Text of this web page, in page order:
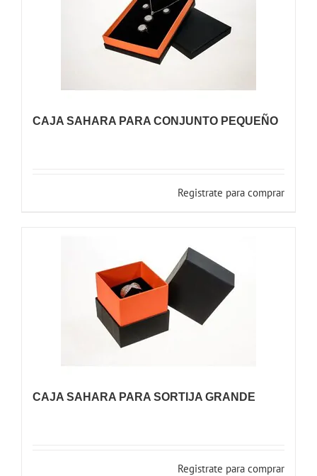
CAJA SAHARA PARA CONJUNTO PEQUEÑO
Registrate para comprar
CAJA SAHARA PARA SORTIJA GRANDE
Registrate para comprar